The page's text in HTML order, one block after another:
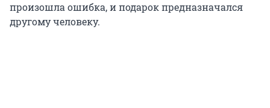
произошла ошибка, и подарок предназначался
другому человеку.